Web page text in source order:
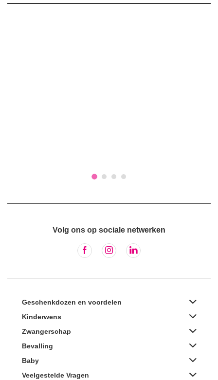
Volg ons op sociale netwerken
Geschenkdozen en voordelen
Kinderwens
Zwangerschap
Bevalling
Baby
Veelgestelde Vragen